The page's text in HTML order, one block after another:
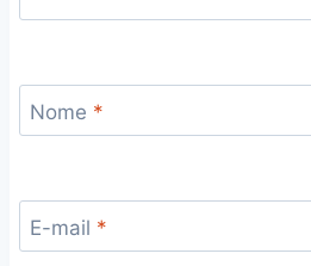
Nome *
E-mail *